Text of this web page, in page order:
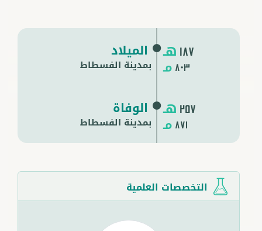
هـ 187
مـ 803
الميلاد
بمدينة الفسطاط
هـ 257
مـ 871
الوفاة
بمدينة الفسطاط
التخصصات العلمية